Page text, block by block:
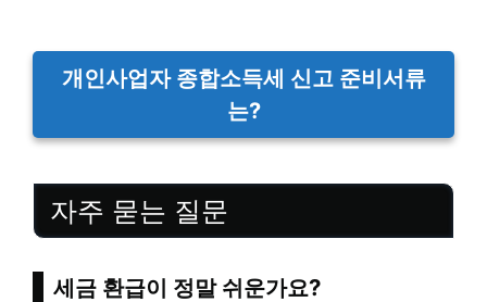
개인사업자 종합소득세 신고 준비서류
는?
자주 묻는 질문
세금 환급이 정말 쉬운가요?